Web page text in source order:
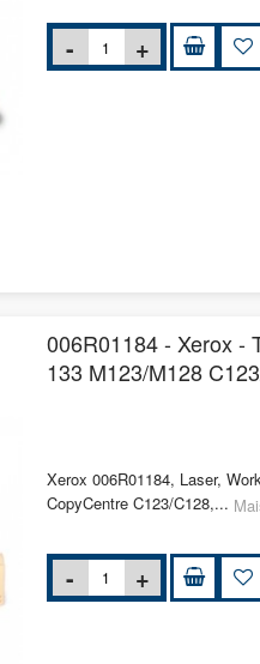
006R01184 - Xerox -
133 M123/M128
Xerox 006R01184, Laser,
CopyCentre C123/C128,...